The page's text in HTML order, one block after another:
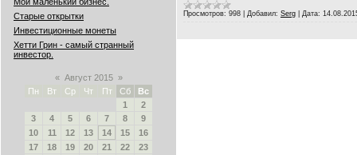
Старые открытки
Инвестиционные монеты
Хетти Грин - самый странный
инвестор.
« Август 2015 »
Пн
Вт Ср Чт Пт Сб
Вс
1
2
3
4 5 6 7 8
9
10
11 12 13 14 15
16
17
18 19 20 21 22
23
Просмотров: 998 Добавил: Serg Дата: